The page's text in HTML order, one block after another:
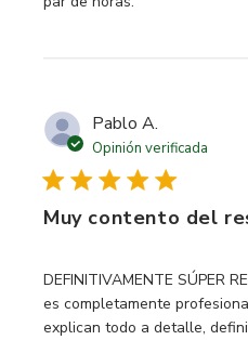
Pablo A.
Opinión verificada
Muy contento del
DEFINITIVAMENTE SÚPER
es completamente
explican todo a detalle,
read more about review